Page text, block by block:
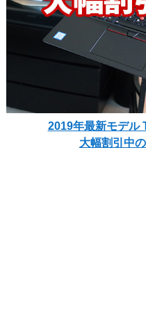
2019年最新モデル
大幅割引中